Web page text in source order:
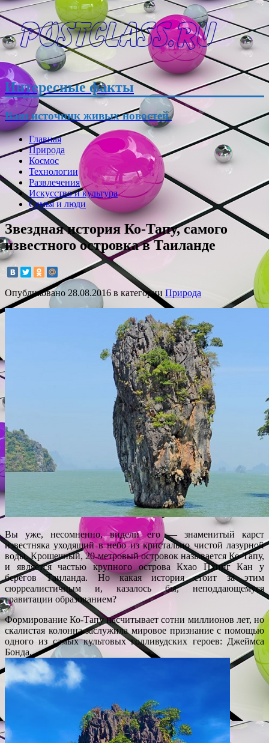
Интересные факты
Ваш источник живых новостей.
Главная
Природа
Космос
Технологии
Развлечения
Искусство и культура
Семья и люди
Звездная история Ко-Тапу, самого
известного островка в Таиланде
Опубликовано 28.08.2016 в категории Природа
Вы уже, несомненно, видели его — знаменитый карст
известняка уходящий в небо из кристально чистой лазурной
воды. Крошечный, 20-метровый островок называется Ко-Тапу,
и является частью крупного острова Кхао Пхинг Кан у
берегов Таиланда. Но какая история стоит за этим
сюрреалистичным и, казалось бы, неподдающемуся
гравитации образованием?
Формирование Ко-Тапу насчитывает сотни миллионов лет, но
скалистая колонна заслужила мировое признание с помощью
одного из самых культовых голливудских героев: Джеймса
Бонда.